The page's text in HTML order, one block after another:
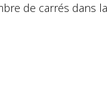
de carrés dans